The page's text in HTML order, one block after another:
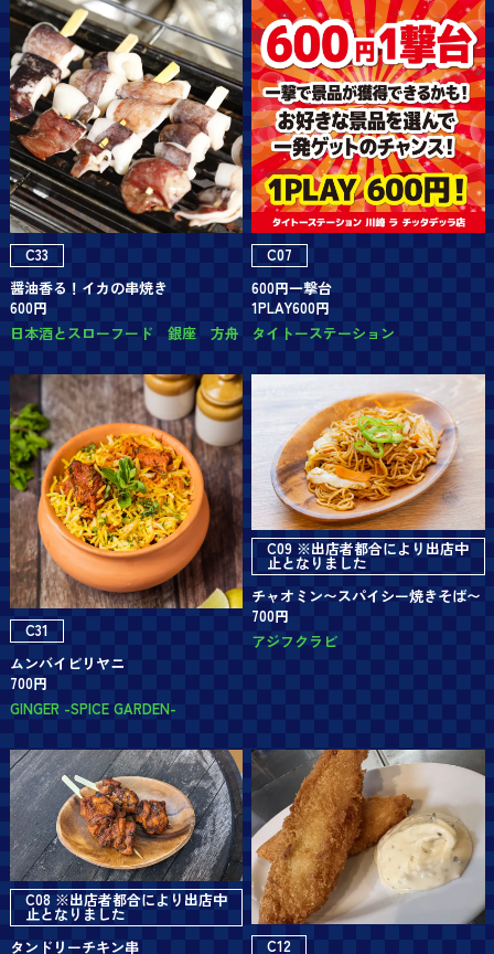
C33
醤油香る！イカの串焼き
600円
日本酒とスローフード 銀座 方舟
C07
600円一撃台
1PLAY600円
タイトーステーション
C31
ムンバイビリヤニ
700円
GINGER -SPICE GARDEN-
C09 ※出店者都合により出店中
止となりました
チャオミン〜スパイシー焼きそば〜
700円
アジフクラビ
C08 ※出店者都合により出店中
止となりました
タンドリーチキン串
C12